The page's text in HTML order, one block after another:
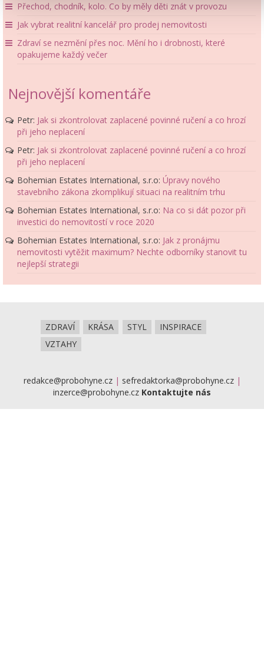
Přechod, chodník, kolo. Co by měly děti znát v provozu
Jak vybrat realitní kancelář pro prodej nemovitosti
Zdraví se nezmění přes noc. Mění ho i drobnosti, které
opakujeme každý večer
Nejnovější komentáře
Petr: Jak si zkontrolovat zaplacené povinné ručení a co hrozí
při jeho neplacení
Petr: Jak si zkontrolovat zaplacené povinné ručení a co hrozí
při jeho neplacení
Bohemian Estates International, s.r.o: Úpravy nového
stavebního zákona zkomplikují situaci na realitním trhu
Bohemian Estates International, s.r.o: Na co si dát pozor při
investici do nemovitostí v roce 2020
Bohemian Estates International, s.r.o: Jak z pronájmu
nemovitosti vytěžit maximum? Nechte odborníky stanovit tu
nejlepší strategii
ZDRAVÍ KRÁSA STYL
INSPIRACE
VZTAHY
redakce@probohyne.cz| sefredaktorka@probohyne.cz|
inzerce@probohyne.cz Kontaktujte nás